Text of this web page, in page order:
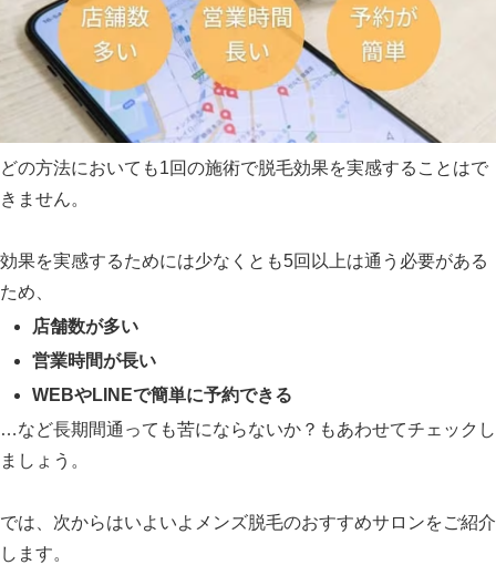
どの方法においても1回の施術で脱毛効果を実感することはで
きません。
効果を実感するためには少なくとも5回以上は通う必要がある
ため、
店舗数が多い
営業時間が長い
WEBやLINEで簡単に予約できる
…など長期間通っても苦にならないか？もあわせてチェックし
ましょう。
では、次からはいよいよメンズ脱毛のおすすめサロンをご紹介
します。